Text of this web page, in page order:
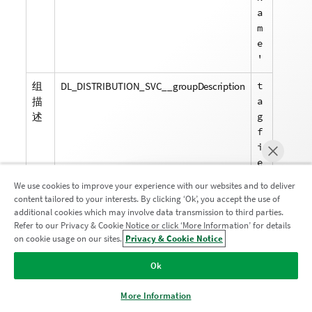
马上聊天
a
m
e
'
组
描
述
DL_DISTRIBUTION_SVC__groupDescription
t
a
g
f
i
e
d
[
G
t
We use cookies to improve your experience with our websites and to deliver
content tailored to your interests. By clicking ‘Ok’, you accept the use of
additional cookies which may involve data transmission to third parties.
Refer to our Privacy & Cookie Notice or click ‘More Information’ for details
on cookie usage on our sites. Privacy & Cookie Notice
Ok
More Information